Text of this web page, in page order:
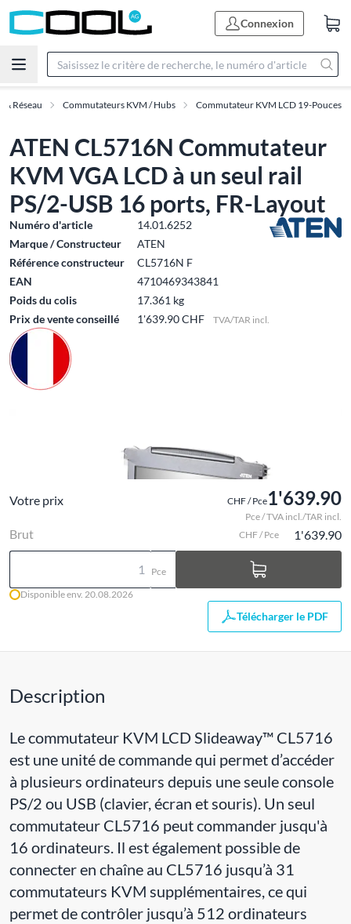
Connexion
& Réseau Commutateurs KVM / Hubs Commutateur KVM LCD 19-Pouces
ATEN CL5716N Commutateur
KVM VGA LCD à un seul rail
PS/2-USB 16 ports, FR-Layout
Numéro d'article
14.01.6252
Marque / Constructeur
ATEN
Référence constructeur
CL5716N F
EAN
4710469343841
Poids du colis
17.361 kg
Prix de vente conseillé
1'639.90 CHF TVA/TAR incl.
Votre prix CHF / Pce1'639.90
Pce / TVA incl./TAR incl.
Brut CHF / Pce 1'639.90
Pce
Disponible env. 20.08.2026
Télécharger le PDF
Description
Le commutateur KVM LCD Slideaway™ CL5716
est une unité de commande qui permet d’accéder
à plusieurs ordinateurs depuis une seule console
PS/2 ou USB (clavier, écran et souris). Un seul
commutateur CL5716 peut commander jusqu'à
16 ordinateurs. Il est également possible de
connecter en chaîne au CL5716 jusqu’à 31
commutateurs KVM supplémentaires, ce qui
permet de contrôler jusqu’à 512 ordinateurs